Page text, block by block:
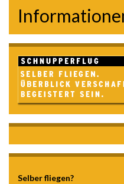
Selber fliegen?